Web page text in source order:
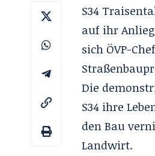
S34
auf ihr
sich ÖVP-
Die
S34 ihre
den Bau
Landwirt.